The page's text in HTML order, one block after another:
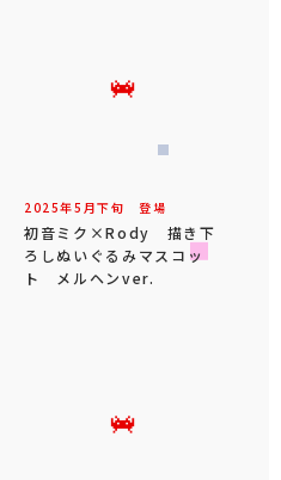
2025年5 月下旬 登場
初音ミク×Rody 描き下
ろしぬいぐるみマスコッ
ト メルヘンver.